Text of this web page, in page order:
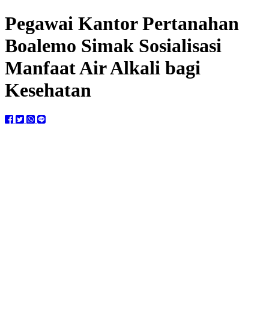
Pegawai Kantor Pertanahan
Boalemo Simak Sosialisasi
Manfaat Air Alkali bagi
Kesehatan